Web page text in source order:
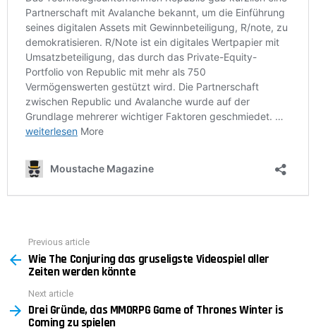
more
Previous article
Wie The Conjuring das gruseligste Videospiel aller
Zeiten werden könnte
Next article
Drei Gründe, das MMORPG Game of Thrones Winter is
Coming zu spielen